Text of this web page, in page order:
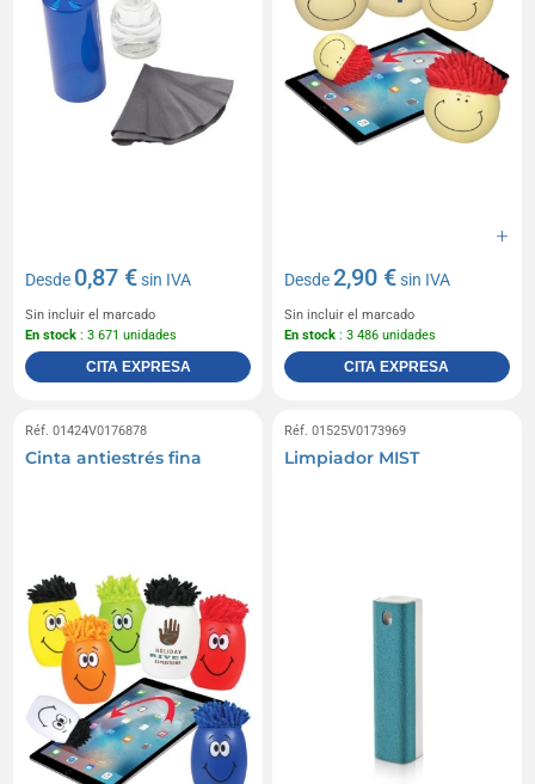
Desde 0,87 €sin IVA
Sin incluir el marcado
En stock : 3 671 unidades
CITA EXPRESA
Desde2,90 €sin IVA
Sin incluir el marcado
En stock : 3 486 unidades
CITA EXPRESA
Réf. 01424V0176878
Cinta antiestrés fina
Réf. 01525V0173969
Limpiador MIST